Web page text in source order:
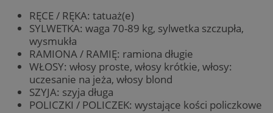
RĘCE / RĘKA: tatuaż(e)
SYLWETKA: waga 70-89 kg, sylwetka szczupła,
wysmukła
RAMIONA / RAMIĘ: ramiona długie
WŁOSY: włosy proste, włosy krótkie, włosy:
uczesanie na jeża, włosy blond
SZYJA: szyja długa
POLICZKI / POLICZEK: wystające kości policzkowe